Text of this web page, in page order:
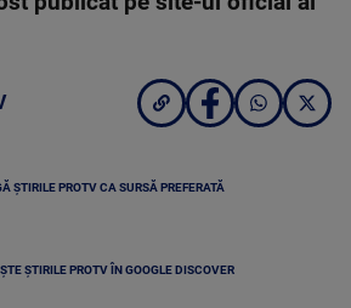
ȘTIRILE PROTV CA SURSĂ PREFERATĂ
ȘTIRILE PROTV ÎN GOOGLE DISCOVER